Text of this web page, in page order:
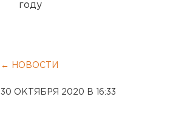
году
← НОВОСТИ
30 ОКТЯБРЯ 2020 В 16:33